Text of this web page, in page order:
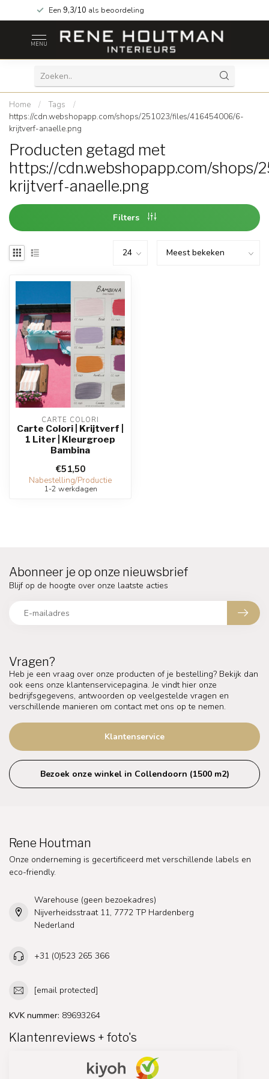
Een 9,3/10 als beoordeling
MENU
Home / Tags
/
https://cdn.webshopapp.com/shops/251023/files/416454006/6-
krijtverf-anaelle.png
Producten getagd met
https://cdn.webshopapp.com/
krijtverf-anaelle.png
Filters
CARTE COLORI
Carte Colori | Krijtverf |
1 Liter | Kleurgroep
Bambina
€51,50
Nabestelling/Productie
1-2 werkdagen
Vragen?
Heb je een vraag over onze producten of je bestelling? Bekijk dan
ook eens onze klantenservicepagina. Je vindt hier onze
bedrijfsgegevens, antwoorden op veelgestelde vragen en
verschillende manieren om contact met ons op te nemen.
Klantenservice
Bezoek onze winkel in Collendoorn (1500 m2)
Abonneer je op onze nieuwsbrief
Blijf op de hoogte over onze laatste acties
Rene Houtman
Onze onderneming is gecertificeerd met verschillende labels en
eco-friendly.
Warehouse (geen bezoekadres)
Nijverheidsstraat 11, 7772 TP Hardenberg
Nederland
+31 (0)523 265 366
[email protected]
KVK nummer: 89693264
Klantenreviews + foto's